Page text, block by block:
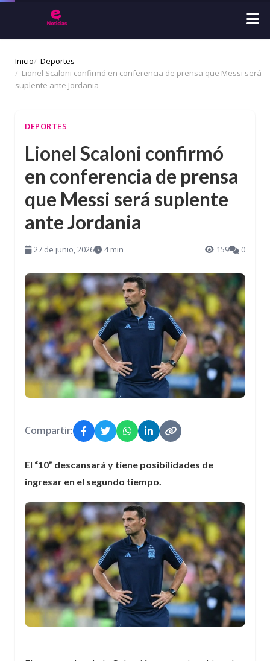
Inicio
Deportes
Lionel Scaloni confirmó en conferencia de prensa que Messi será
suplente ante Jordania
DEPORTES
Lionel Scaloni confirmó
en conferencia de prensa
que Messi será suplente
ante Jordania
27 de junio, 2026 4 min 159 0
Compartir:
El “10” descansará y tiene posibilidades de
ingresar en el segundo tiempo.